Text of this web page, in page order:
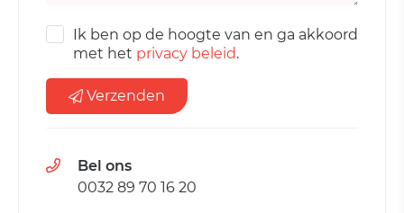
Ik ben op de hoogte van en ga akkoord
met het privacy beleid.
Verzenden
Bel ons
0032 89 70 16 20